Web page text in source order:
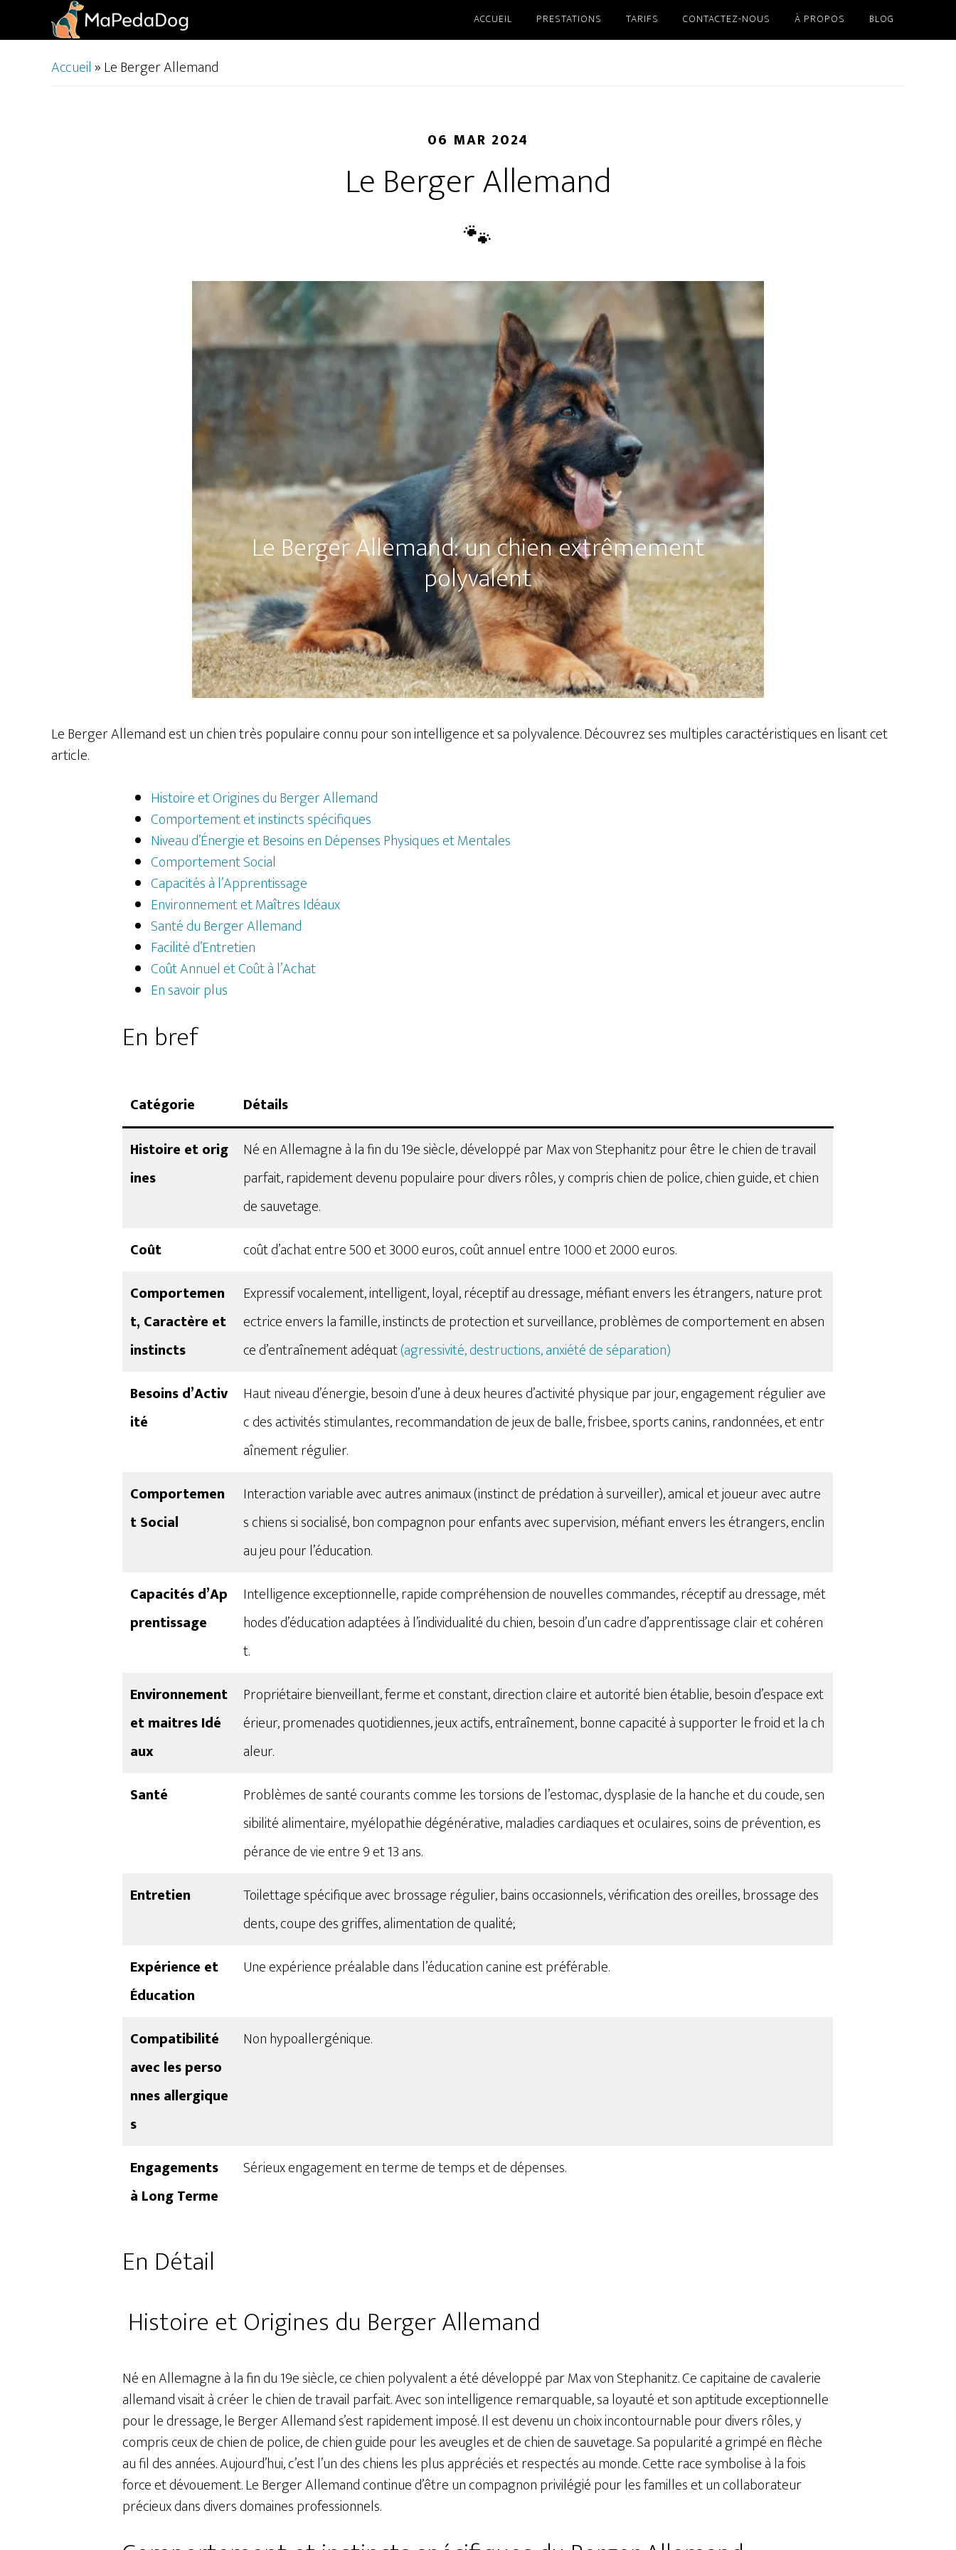
ACCUEIL PRESTATIONS TARIFS CONTACTEZ-NOUS À PROPOS BLOG
Accueil»Le Berger Allemand
06 MAR 2024
Le Berger Allemand
Le Berger Allemand: un chien extrêmement
polyvalent
Le Berger Allemand est un chien très populaire connu pour son intelligence et sa polyvalence. Découvrez ses multiples caractéristiques en lisant cet
article.
Histoire et Origines du Berger Allemand
Comportement et instincts spécifiques
Niveau d’Énergie et Besoins en Dépenses Physiques et Mentales
Comportement Social
Capacités à l’Apprentissage
Environnement et Maîtres Idéaux
Santé du Berger Allemand
Facilité d’Entretien
Coût Annuel et Coût à l’Achat
En savoir plus
En bref
Catégorie
Détails
Histoire et orig
ines
Né en Allemagne à la fin du 19e siècle, développé par Max von Stephanitz pour être le chien de travail
parfait, rapidement devenu populaire pour divers rôles, y compris chien de police, chien guide, et chien
de sauvetage​​.
Coût
coût d’achat entre 500 et 3000 euros, coût annuel entre 1000 et 2000 euros​​.
Comportemen
t, Caractère et
instincts
Expressif vocalement, intelligent, loyal, réceptif au dressage, méfiant envers les étrangers, nature prot
ectrice envers la famille, instincts de protection et surveillance, problèmes de comportement en absen
ce d’entraînement adéquat​(agressivité, destructions, anxiété de séparation)
Besoins d’Activ
ité
Haut niveau d’énergie, besoin d’une à deux heures d’activité physique par jour, engagement régulier ave
c des activités stimulantes, recommandation de jeux de balle, frisbee, sports canins, randonnées, et entr
aînement régulier​​.
Comportemen
t Social
Interaction variable avec autres animaux (instinct de prédation à surveiller), amical et joueur avec autre
s chiens si socialisé, bon compagnon pour enfants avec supervision, méfiant envers les étrangers, enclin
au jeu pour l’éducation.
Capacités d’Ap
prentissage
Intelligence exceptionnelle, rapide compréhension de nouvelles commandes, réceptif au dressage, mét
hodes d’éducation adaptées à l’individualité du chien, besoin d’un cadre d’apprentissage clair et cohéren
t​​.
Environnement
et maitres Idé
aux
Propriétaire bienveillant, ferme et constant, direction claire et autorité bien établie, besoin d’espace ext
érieur, promenades quotidiennes, jeux actifs, entraînement, bonne capacité à supporter le froid et la ch
aleur​​.
Santé
Problèmes de santé courants comme les torsions de l’estomac, dysplasie de la hanche et du coude, sen
sibilité alimentaire, myélopathie dégénérative, maladies cardiaques et oculaires, soins de prévention, es
pérance de vie entre 9 et 13 ans​​.
Entretien
Toilettage spécifique avec brossage régulier, bains occasionnels, vérification des oreilles, brossage des
dents, coupe des griffes, alimentation de qualité;
Expérience et
Éducation
Une expérience préalable dans l’éducation canine est préférable.
Compatibilité
avec les perso
nnes allergique
s
Non hypoallergénique.
Engagements
à Long Terme
Sérieux engagement en terme de temps et de dépenses.
En Détail
Histoire et Origines du Berger Allemand
Né en Allemagne à la fin du 19e siècle, ce chien polyvalent a été développé par Max von Stephanitz. Ce capitaine de cavalerie
allemand visait à créer le chien de travail parfait. Avec son intelligence remarquable, sa loyauté et son aptitude exceptionnelle
pour le dressage, le Berger Allemand s’est rapidement imposé. Il est devenu un choix incontournable pour divers rôles, y
compris ceux de chien de police, de chien guide pour les aveugles et de chien de sauvetage. Sa popularité a grimpé en flèche
au fil des années. Aujourd’hui, c’est l’un des chiens les plus appréciés et respectés au monde. Cette race symbolise à la fois
force et dévouement. Le Berger Allemand continue d’être un compagnon privilégié pour les familles et un collaborateur
précieux dans divers domaines professionnels.